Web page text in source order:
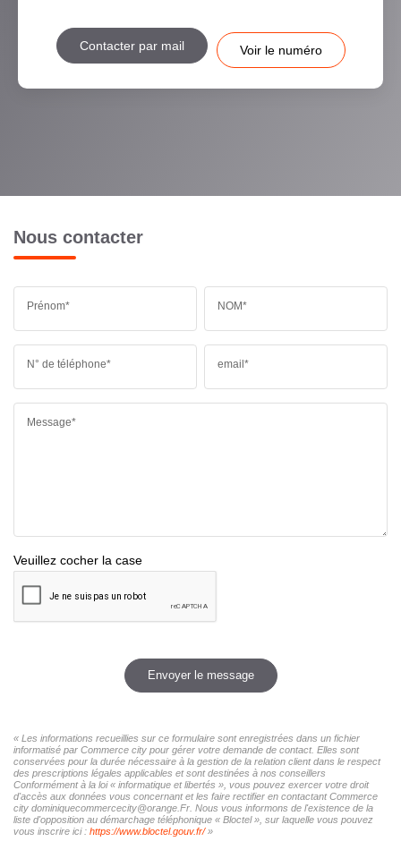
Contacter par mail Voir le numéro
Nous contacter
Prénom* NOM*
N° de téléphone* email*
Message*
Veuillez cocher la case
Envoyer le message
« Les informations recueillies sur ce formulaire sont enregistrées dans un fichier
informatisé par Commerce city pour gérer votre demande de contact. Elles sont
conservées pour la durée nécessaire à la gestion de la relation client dans le respect
des prescriptions légales applicables et sont destinées à nos conseillers
Conformément à la loi « informatique et libertés », vous pouvez exercer votre droit
d'accès aux données vous concernant et les faire rectifier en contactant Commerce
city dominiquecommercecity@orange.Fr. Nous vous informons de l'existence de la
liste d'opposition au démarchage téléphonique « Bloctel », sur laquelle vous pouvez
vous inscrire ici : https://www.bloctel.gouv.fr/»